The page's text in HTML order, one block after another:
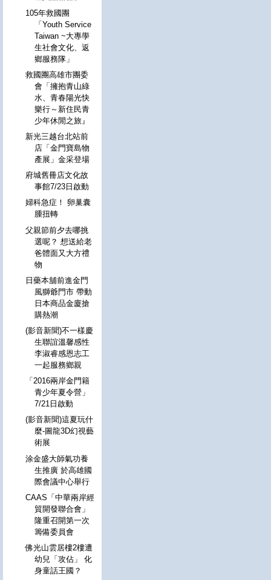
105年救國團
「Youth Service
Taiwan ~大專學
生社會文化、返
鄉服務隊」
救國團高雄市團委
會「擁抱青山綠
水、青春陽光快
樂行～新住民青
少年休閒之旅』
新光三越台北站前
店「金門寶島物
產展」金采登場
府城舊冊店文化故
事館7/23日啟動
婦科急症！ 卵巢囊
腫扭轉
父親節前夕去哪挑
選呢？ 想送給老
爸體面又大方禮
物
日藥本舖前進金門
風獅爺門市 帶動
日本商品金廈搶
購熱潮
(影音新聞)不一樣慶
生聯誼溫馨感性
李淑睿感恩志工
一起服務鄉親
「2016兩岸金門籍
青少年夏令營」
7/21日啟動
(影音新聞)這夏玩什
麼-圖龍3D幻視藝
術展
涂金盛大師氣功養
生推廣 於高雄國
際會議中心舉行
CAAS「中華兩岸經
貿開發聯合會」
隆重召開第一次
籌備委員會
佛光山雲居樓2樓遭
幼兒「攻佔」 化
身童話王國？